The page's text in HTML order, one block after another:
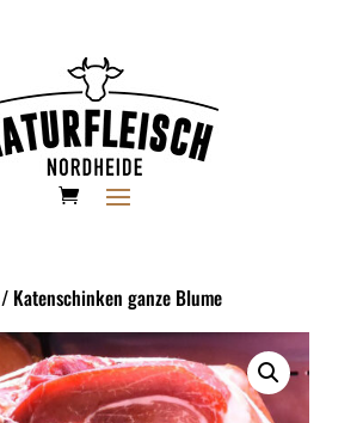
/ Katenschinken ganze Blume